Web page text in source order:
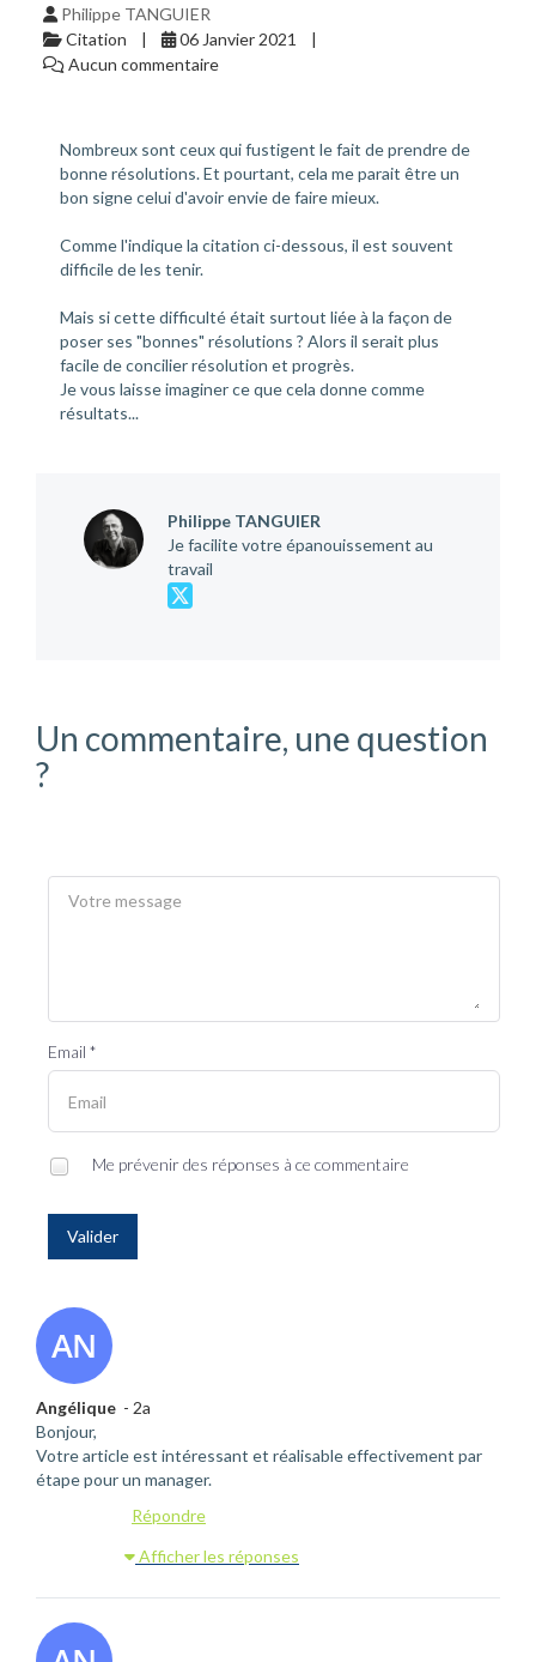
Philippe TANGUIER
Citation
06 Janvier 2021
Aucun commentaire
Nombreux sont ceux qui fustigent le fait de prendre de
bonne résolutions. Et pourtant, cela me parait être un
bon signe celui d'avoir envie de faire mieux.
Comme l'indique la citation ci-dessous, il est souvent
difficile de les tenir.
Mais si cette difficulté était surtout liée à la façon de
poser ses "bonnes" résolutions ? Alors il serait plus
facile de concilier résolution et progrès.
Je vous laisse imaginer ce que cela donne comme
résultats...
Philippe TANGUIER
Je facilite votre épanouissement au
travail
Un commentaire, une question
?
Email *
Me prévenir des réponses à ce commentaire
Valider
Angélique - 2a
Bonjour,
Votre article est intéressant et réalisable effectivement par
étape pour un manager.
Répondre
Afficher les réponses